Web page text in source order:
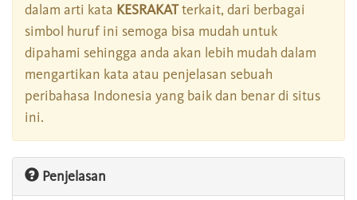
dalam arti kata KESRAKATterkait, dari berbagai
simbol huruf ini semoga bisa mudah untuk
dipahami sehingga anda akan lebih mudah dalam
mengartikan kata atau penjelasan sebuah
peribahasa Indonesia yang baik dan benar di situs
ini.
Penjelasan